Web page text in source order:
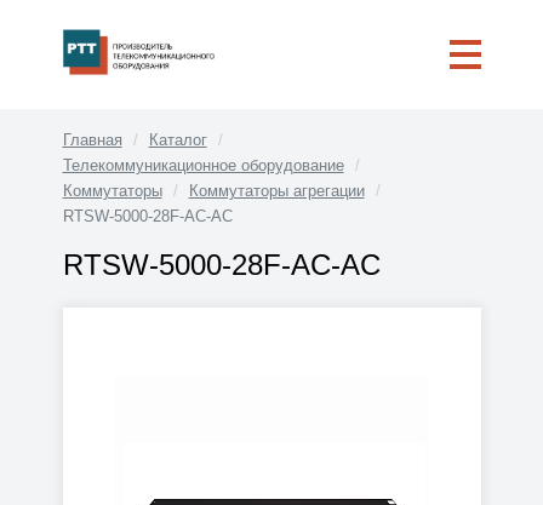
Главная
Каталог
Телекоммуникационное оборудование
Коммутаторы
Коммутаторы агрегации
RTSW-5000-28F-AC-AC
RTSW-5000-28F-AC-AC